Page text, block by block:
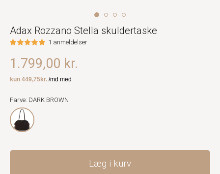
Adax Rozzano Stella skuldertaske
1 anmeldelser
1.799,00 kr.
Farve: DARK BROWN
Læg i kurv